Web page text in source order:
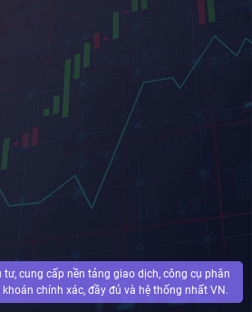
cung cấp nền tảng giao dịch, công cụ phân
chính xác, đầy đủ và hệ thống nhất VN.